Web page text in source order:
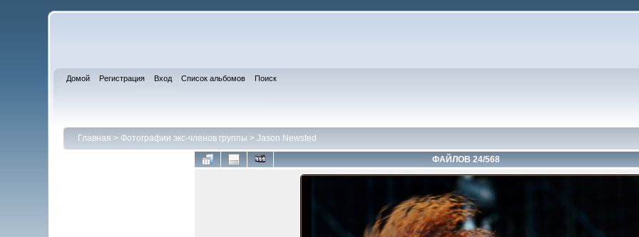
Домой Регистрация Вход Список альбомов Поиск
Главная > Фотографии экс-членов группы > Jason Newsted
ФАЙЛОВ 24/568